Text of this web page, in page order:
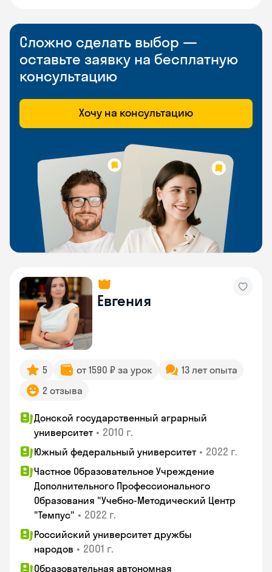
Сложно сделать выбор —
оставьте заявку на бесплатную
консультацию
Хочу на консультацию
Евгения
5 от 1590 ₽ за урок
13 лет опыта
2 отзыва
Донской государственный аграрный
университет • 2010 г.
Южный федеральный университет • 2022 г.
Частное Образовательное Учреждение
Дополнительного Профессионального
Образования "Учебно-Методический Центр
"Темпус" • 2022 г.
Российский университет дружбы
народов • 2001 г.
Образовательная автономная